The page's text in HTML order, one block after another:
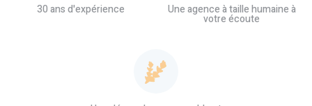
30 ans d'expérience Une agence à taille humaine à
votre écoute